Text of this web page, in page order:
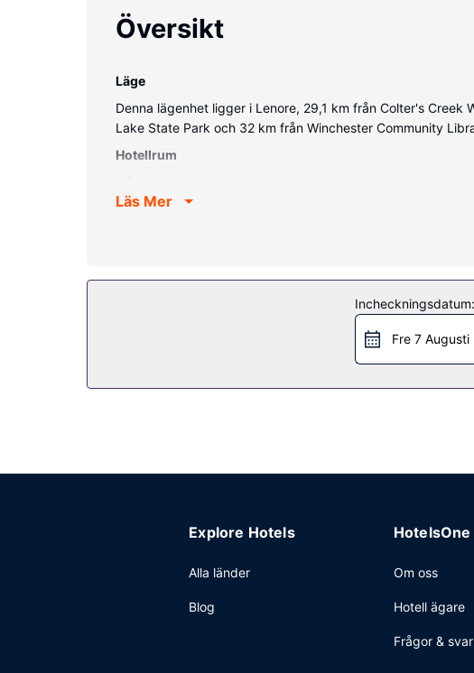
Översikt
Läge
Denna lägenhet ligger i Lenore, 29,1 km från Colter's
Lake State Park och 32 km från Winchester Community
Hotellrum
Övriga bekvämligheter
Läs Mer
Incheckningsdatum:
Fre 7 Augusti
Explore Hotels
Alla länder
Blog
HotelsOne
Om oss
Hotell ägare
Frågor & svar